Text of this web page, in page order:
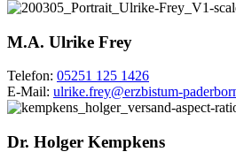
M.A. Ulrike Frey
Telefon: 05251 125 1426
E-Mail: ulrike.frey@erzbistum-
Dr. Holger Kempkens